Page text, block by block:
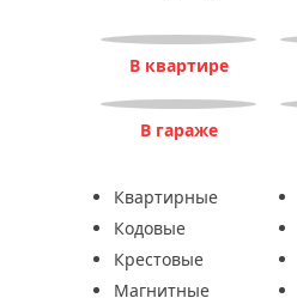
В квартире
В гараже
Квартирные
Кодовые
Крестовые
Магнитные